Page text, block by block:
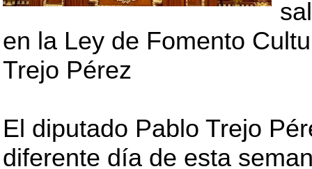
en la Ley de Fomento
Trejo Pérez
El diputado Pablo Trejo
diferente día de esta